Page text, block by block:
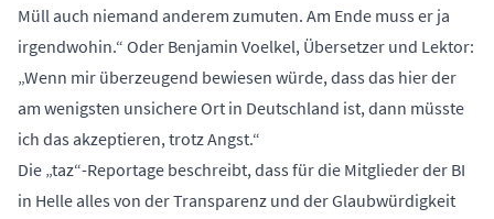
Müll auch niemand anderem zumuten. Am Ende muss er ja
irgendwohin.“ Oder Benjamin Voelkel, Übersetzer und Lektor:
„Wenn mir überzeugend bewiesen würde, dass das hier der
am wenigsten unsichere Ort in Deutschland ist, dann müsste
ich das akzeptieren, trotz Angst.“
Die „taz“-Reportage beschreibt, dass für die Mitglieder der BI
in Helle alles von der Transparenz und der Glaubwürdigkeit